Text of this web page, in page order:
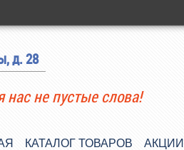
д. 28
нас не пустые слова!
КАТАЛОГ ТОВАРОВ АКЦИИ